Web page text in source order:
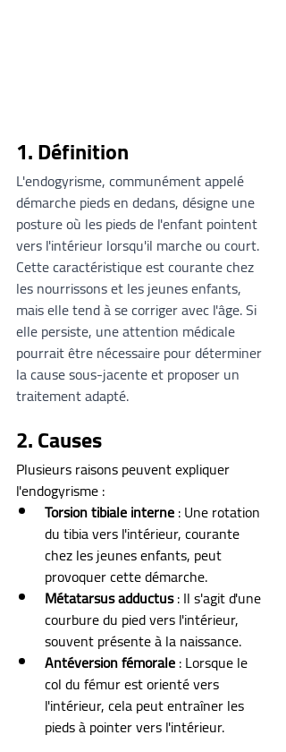
1. Définition
L'endogyrisme, communément appelé
démarche pieds en dedans, désigne une
posture où les pieds de l'enfant pointent
vers l'intérieur lorsqu'il marche ou court.
Cette caractéristique est courante chez
les nourrissons et les jeunes enfants,
mais elle tend à se corriger avec l'âge. Si
elle persiste, une attention médicale
pourrait être nécessaire pour déterminer
la cause sous-jacente et proposer un
traitement adapté.
2. Causes
Plusieurs raisons peuvent expliquer
l'endogyrisme :
Torsion tibiale interne : Une rotation
du tibia vers l'intérieur, courante
chez les jeunes enfants, peut
provoquer cette démarche.
Métatarsus adductus : Il s'agit d'une
courbure du pied vers l'intérieur,
souvent présente à la naissance.
Antéversion fémorale : Lorsque le
col du fémur est orienté vers
l'intérieur, cela peut entraîner les
pieds à pointer vers l'intérieur.